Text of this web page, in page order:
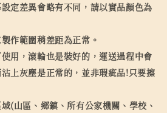
定差異會略有不同，請以實品顏色為
作範圍稍差距為正常。
用，滾輪也是裝好的，運送過程中會
上灰塵是正常的，並非瑕疵品!只要擦
(山區、鄉鎮、所有公家機關、學校、